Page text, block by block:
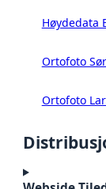
Høydedata
Ortofoto
Ortofoto